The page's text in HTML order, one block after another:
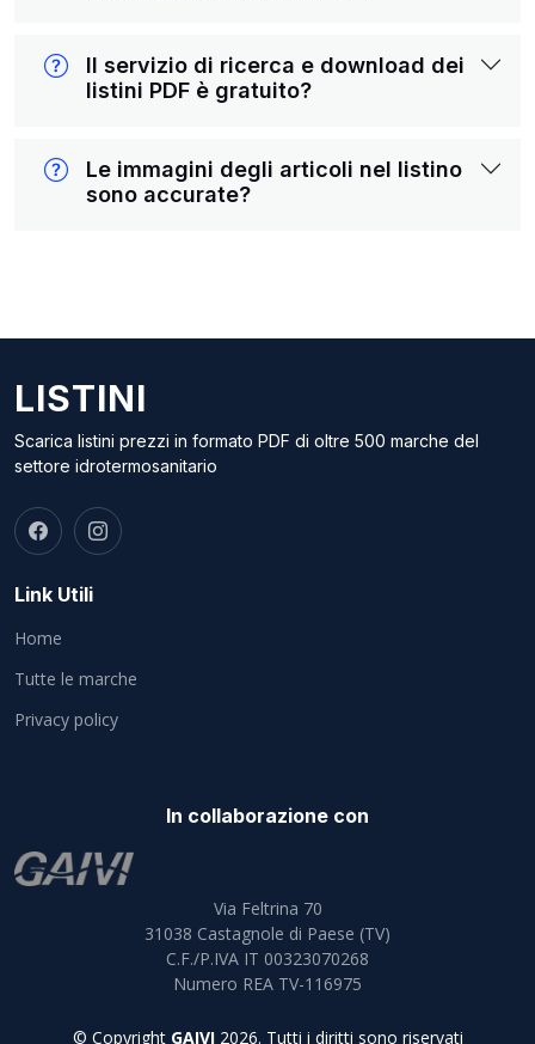
Il servizio di ricerca e download dei
listini PDF è gratuito?
Le immagini degli articoli nel listino
sono accurate?
LISTINI
Scarica listini prezzi in formato PDF di oltre 500 marche del
settore idrotermosanitario
Link Utili
Home
Tutte le marche
Privacy policy
In collaborazione con
Via Feltrina 70
31038 Castagnole di Paese (TV)
C.F./P.IVA IT 00323070268
Numero REA TV-116975
© Copyright GAIVI2026. Tutti i diritti sono riservati